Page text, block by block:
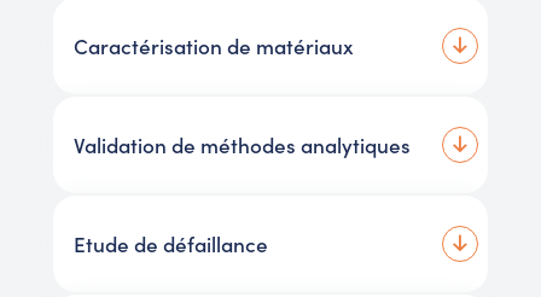
Caractérisation de matériaux
Validation de méthodes analytiques
Etude de défaillance